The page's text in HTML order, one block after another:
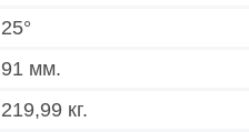
25°
91 мм.
219,99 кг.